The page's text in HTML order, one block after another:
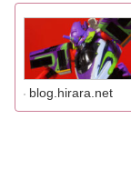
blog.hirara.net